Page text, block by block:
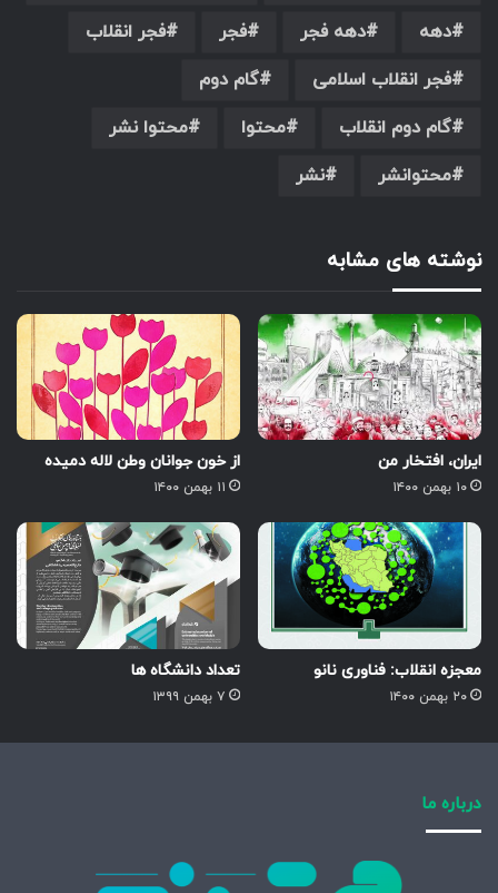
دهه
دهه فجر فجر
فجر انقلاب
فجر انقلاب اسلامی
گام دوم
گام دوم انقلاب
محتوا
محتوا نشر
محتوانشر
نشر
نوشته های مشابه
ایران، افتخار من
۱۰ بهمن ۱۴۰۰
از خون جوانان وطن لاله دمیده
۱۱ بهمن ۱۴۰۰
معجزه انقلاب: فناوری نانو
۲۰ بهمن ۱۴۰۰
تعداد دانشگاه ها
۷ بهمن ۱۳۹۹
درباره ما